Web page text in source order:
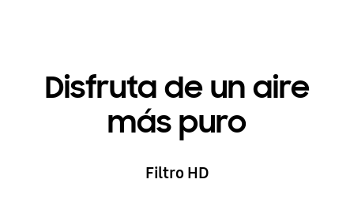
Disfruta de un aire
más puro
Filtro HD